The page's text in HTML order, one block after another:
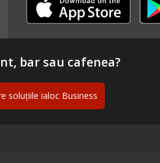
bar sau cafenea?
soluțiile ialoc Business